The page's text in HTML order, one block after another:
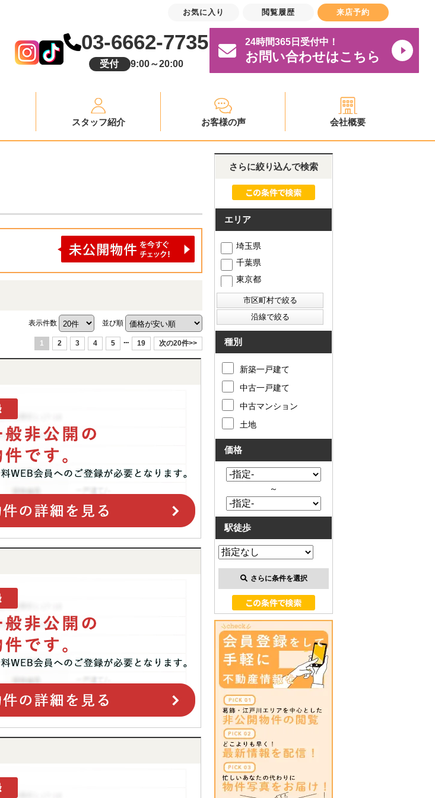
03-6662-7735
受付 9:00～20:00
24時間365日受付中！
お問い合わせはこちら
スタッフ紹介 お客様の声 会社概要
表示件数 並び順
1 2 3 4 5 ... 19 次の20件>>
さらに絞り込んで検索
エリア
埼玉県
千葉県
東京都
種別
新築一戸建て
中古一戸建て
中古マンション
土地
価格
～
駅徒歩
さらに条件を選択
お気に入り 閲覧履歴 来店予約